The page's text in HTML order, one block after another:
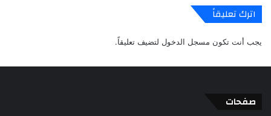
اترك تعليقاً
يجب أنت تكون مسجل الدخول لتضيف تعليقاً.
صفحات